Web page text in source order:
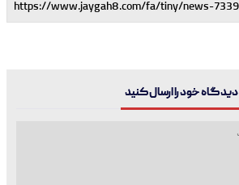
دیدگاه خود را ارسال کنید